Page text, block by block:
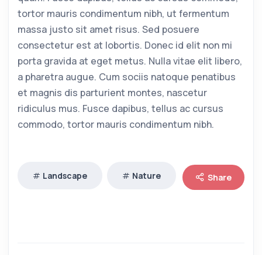
tortor mauris condimentum nibh, ut fermentum
massa justo sit amet risus. Sed posuere
consectetur est at lobortis. Donec id elit non mi
porta gravida at eget metus. Nulla vitae elit libero,
a pharetra augue. Cum sociis natoque penatibus
et magnis dis parturient montes, nascetur
ridiculus mus. Fusce dapibus, tellus ac cursus
commodo, tortor mauris condimentum nibh.
Landscape Nature Share